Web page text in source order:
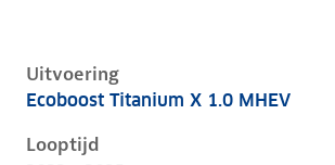
Uitvoering
Ford Focus iv-1e-facelift, 1.0 mhev,
Ecoboost Titanium X 1.0 MHEV
Looptijd